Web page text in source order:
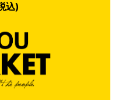
込)